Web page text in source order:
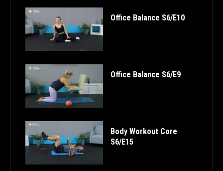
Office Balance S6/E10
Office Balance S6/E9
Body Workout Core
S6/E15